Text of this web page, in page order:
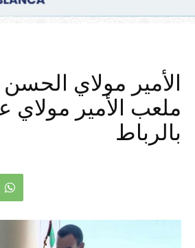
الأمير مولاي
ملعب الأمير مولاي
بالرباط